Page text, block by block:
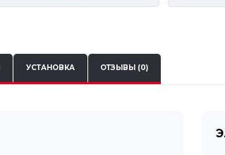
УСТАНОВКА ОТЗЫВЫ (0)